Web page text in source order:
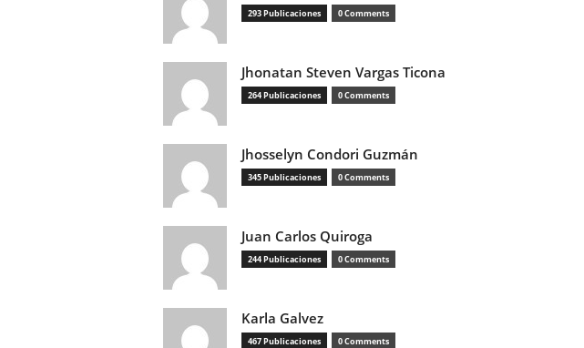
293 Publicaciones 0 Comments
Jhonatan Steven Vargas Ticona
264 Publicaciones 0 Comments
Jhosselyn Condori Guzmán
345 Publicaciones 0 Comments
Juan Carlos Quiroga
244 Publicaciones 0 Comments
Karla Galvez
467 Publicaciones 0 Comments